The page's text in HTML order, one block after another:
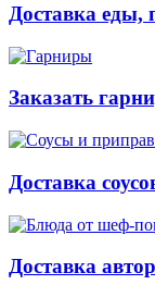
Доставка еды,
Заказать
Доставка
Доставка